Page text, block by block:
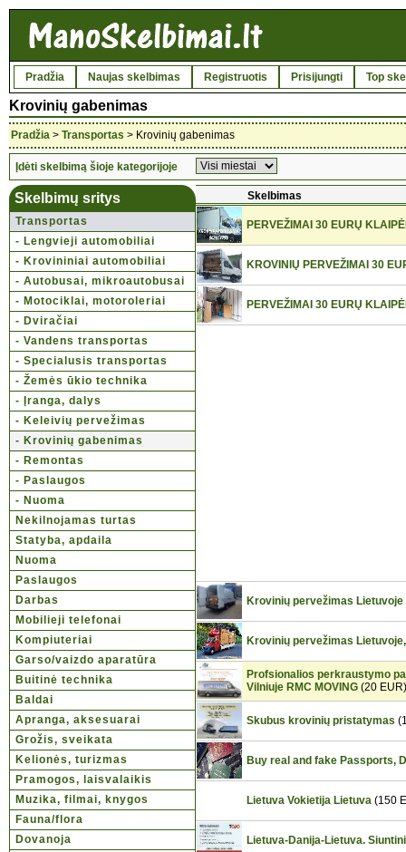
Pradžia Naujas skelbimas Registruotis Prisijungti Top
Krovinių gabenimas
Pradžia > Transportas > Krovinių gabenimas
Įdėti skelbimą šioje kategorijoje
Skelbimų sritys
Transportas
- Lengvieji automobiliai
- Krovininiai automobiliai
- Autobusai, mikroautobusai
- Motociklai, motoroleriai
- Dviračiai
- Vandens transportas
- Specialusis transportas
- Žemės ūkio technika
- Įranga, dalys
- Keleivių pervežimas
- Krovinių gabenimas
- Remontas
- Paslaugos
- Nuoma
Nekilnojamas turtas
Statyba, apdaila
Nuoma
Paslaugos
Darbas
Mobilieji telefonai
Kompiuteriai
Garso/vaizdo aparatūra
Buitinė technika
Baldai
Apranga, aksesuarai
Grožis, sveikata
Kelionės, turizmas
Pramogos, laisvalaikis
Muzika, filmai, knygos
Fauna/flora
Dovanoja
Skelbimas
PERVEŽIMAI 30 EURŲ
KROVINIŲ PERVEŽIMAI 30
PERVEŽIMAI 30 EURŲ
Krovinių pervežimas Lietuvoje
Krovinių pervežimas
Profsionalios perkraustymo
Vilniuje RMC MOVING (20 EUR)
Skubus krovinių pristatymas
Buy real and fake Passports,
Lietuva Vokietija Lietuva (150
Lietuva-Danija-Lietuva.